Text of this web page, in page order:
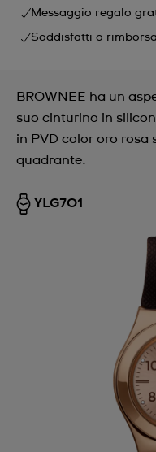
Messaggio regalo
Soddisfatti o
BROWNEE ha un
suo cinturino in
in PVD color oro rosa
quadrante.
YLG701